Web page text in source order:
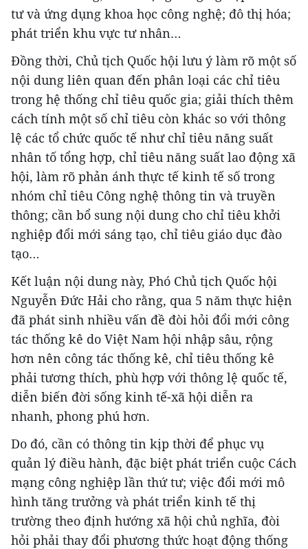
tư và ứng dụng khoa học công nghệ; đô thị hóa;
phát triển khu vực tư nhân…
Đồng thời, Chủ tịch Quốc hội lưu ý làm rõ một số
nội dung liên quan đến phân loại các chỉ tiêu
trong hệ thống chỉ tiêu quốc gia; giải thích thêm
cách tính một số chỉ tiêu còn khác so với thông
lệ các tổ chức quốc tế như chỉ tiêu năng suất
nhân tố tổng hợp, chỉ tiêu năng suất lao động xã
hội, làm rõ phản ánh thực tế kinh tế số trong
nhóm chỉ tiêu Công nghệ thông tin và truyền
thông; cần bổ sung nội dung cho chỉ tiêu khởi
nghiệp đổi mới sáng tạo, chỉ tiêu giáo dục đào
tạo…
Kết luận nội dung này, Phó Chủ tịch Quốc hội
Nguyễn Đức Hải cho rằng, qua 5 năm thực hiện
đã phát sinh nhiều vấn đề đòi hỏi đổi mới công
tác thống kê do Việt Nam hội nhập sâu, rộng
hơn nên công tác thống kê, chỉ tiêu thống kê
phải tương thích, phù hợp với thông lệ quốc tế,
diễn biến đời sống kinh tế-xã hội diễn ra
nhanh, phong phú hơn.
Do đó, cần có thông tin kịp thời để phục vụ
quản lý điều hành, đặc biệt phát triển cuộc Cách
mạng công nghiệp lần thứ tư; việc đổi mới mô
hình tăng trưởng và phát triển kinh tế thị
trường theo định hướng xã hội chủ nghĩa, đòi
hỏi phải thay đổi phương thức hoạt động thống